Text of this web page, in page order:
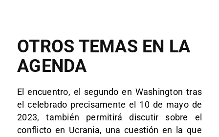
OTROS TEMAS EN LA
AGENDA
El encuentro, el segundo en Washington tras
el celebrado precisamente el 10 de mayo de
2023, también permitirá discutir sobre el
conflicto en Ucrania, una cuestión en la que